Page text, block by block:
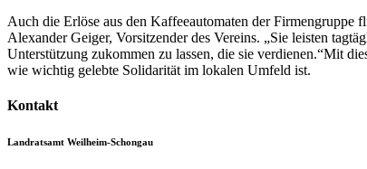
Auch die Erlöse aus den Kaffeeautomaten der Firmengruppe
Alexander Geiger, Vorsitzender des Vereins. „Sie leisten
Unterstützung zukommen zu lassen, die sie verdienen.“Mit
wie wichtig gelebte Solidarität im lokalen Umfeld ist.
Kontakt
Landratsamt Weilheim-Schongau